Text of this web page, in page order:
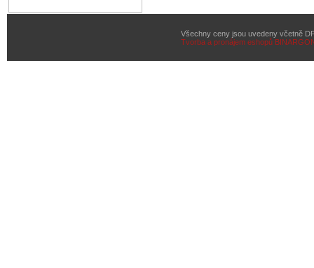
Všechny ceny jsou uvedeny včetně
Tvorba a pronájem eshopů